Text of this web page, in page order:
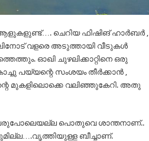
ചെറിയ ഫിഷിങ് ഹാർബർ ,
വളരെ അടുത്തായി വീടുകൾ
ഓഖി ചുഴലിക്കാറ്റിനെ ഒരു
പയ്യന്റെ സംശയം തീർക്കാൻ ,
മുകളിലൊക്കെ വലിഞ്ഞുകേറി. അതു
പൊതുവെ ശാന്തനാണ്..
ബീച്ചാണ്.